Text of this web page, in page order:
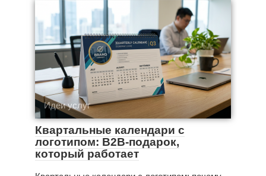
Идеи услуг
Квартальные календари с
логотипом: B2B-подарок,
который работает